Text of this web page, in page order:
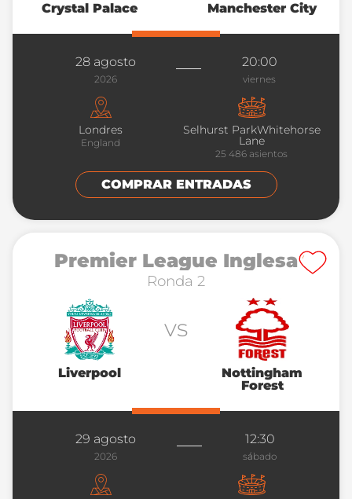
Crystal Palace Manchester City
28 agosto
2026
20:00
viernes
Londres
England
Selhurst ParkWhitehorse
Lane
25 486 asientos
COMPRAR ENTRADAS
Premier League Inglesa
Ronda 2
Liverpool
vs
Nottingham
Forest
29 agosto
2026
12:30
sábado